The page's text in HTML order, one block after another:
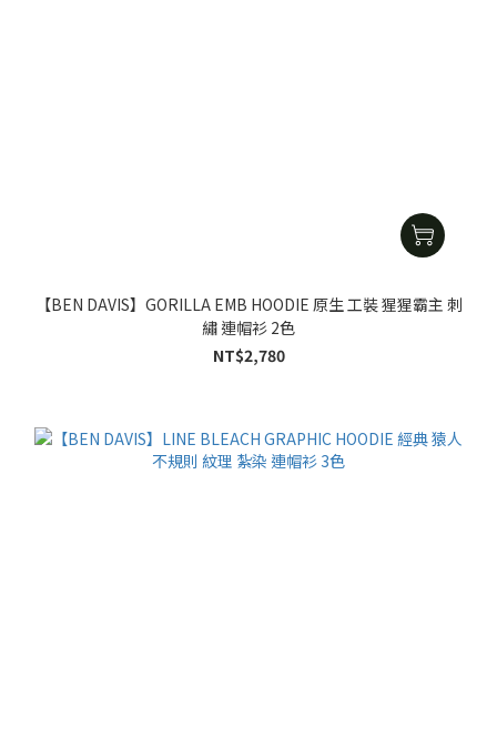
【BEN DAVIS】GORILLA EMB HOODIE 原生 工裝 猩猩霸主 刺
繡 連帽衫 2色
NT$2,780